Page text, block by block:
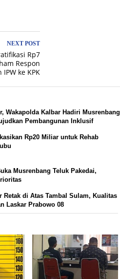
NEXT POST
Rp7
Respon
IPW ke KPK
Wakapolda Kalbar Hadiri Musrenbang
Pembangunan Inklusif
Rp20 Miliar untuk Rehab
Musrenbang Teluk Pakedai,
Retak di Atas Tambal Sulam, Kualitas
Laskar Prabowo 08